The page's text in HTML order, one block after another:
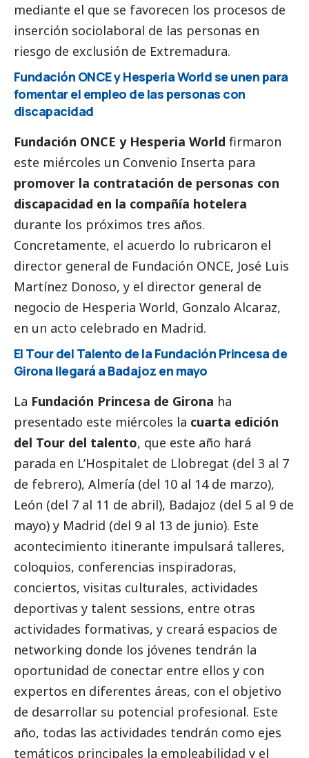
mediante el que se favorecen los procesos de
inserción sociolaboral de las personas en
riesgo de exclusión de Extremadura.
Fundación ONCE y Hesperia World se unen para
fomentar el empleo de las personas con
discapacidad
Fundación ONCE y Hesperia World firmaron
este miércoles un Convenio Inserta para
promover la contratación de personas con
discapacidad en la compañía hotelera
durante los próximos tres años.
Concretamente, el acuerdo lo rubricaron el
director general de Fundación ONCE, José Luis
Martínez Donoso, y el director general de
negocio de Hesperia World, Gonzalo Alcaraz,
en un acto celebrado en Madrid.
El Tour del Talento de la Fundación Princesa de
Girona llegará a Badajoz en mayo
La Fundación Princesa de Girona ha
presentado este miércoles la cuarta edición
del Tour del talento, que este año hará
parada en L’Hospitalet de Llobregat (del 3 al 7
de febrero), Almería (del 10 al 14 de marzo),
León (del 7 al 11 de abril), Badajoz (del 5 al 9 de
mayo) y Madrid (del 9 al 13 de junio). Este
acontecimiento itinerante impulsará talleres,
coloquios, conferencias inspiradoras,
conciertos, visitas culturales, actividades
deportivas y talent sessions, entre otras
actividades formativas, y creará espacios de
networking donde los jóvenes tendrán la
oportunidad de conectar entre ellos y con
expertos en diferentes áreas, con el objetivo
de desarrollar su potencial profesional. Este
año, todas las actividades tendrán como ejes
temáticos principales la empleabilidad y el